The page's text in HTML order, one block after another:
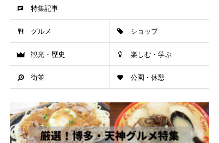
特集記事
グルメ ショップ
観光・歴史 楽しむ・学ぶ
街並 公園・休憩